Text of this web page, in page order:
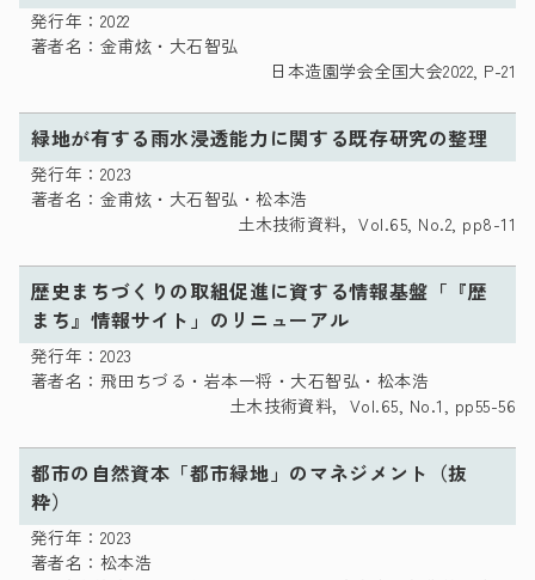
発行年：2022
著者名：金甫炫・大石智弘
日本造園学会全国大会2022, P-21
緑地が有する雨水浸透能力に関する既存研究の整理
発行年：2023
著者名：金甫炫・大石智弘・松本浩
土木技術資料，Vol.65, No.2, pp8-11
歴史まちづくりの取組促進に資する情報基盤「『歴
まち』情報サイト」のリニューアル
発行年：2023
著者名：飛田ちづる・岩本一将・大石智弘・松本浩
土木技術資料，Vol.65, No.1, pp55-56
都市の自然資本「都市緑地」のマネジメント（抜
粋）
発行年：2023
著者名：松本浩